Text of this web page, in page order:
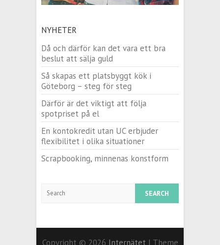
NYHETER
Då och därför kan det vara ett bra
beslut att sälja guld
Så skapas ett platsbyggt kök i
Göteborg – steg för steg
Därför är det viktigt att följa
spotpriset på el
En kontokredit utan UC erbjuder
flexibilitet i olika situationer
Scrapbooking, minnenas konstform
Search
Copyright © 2026 Internätet | Theme